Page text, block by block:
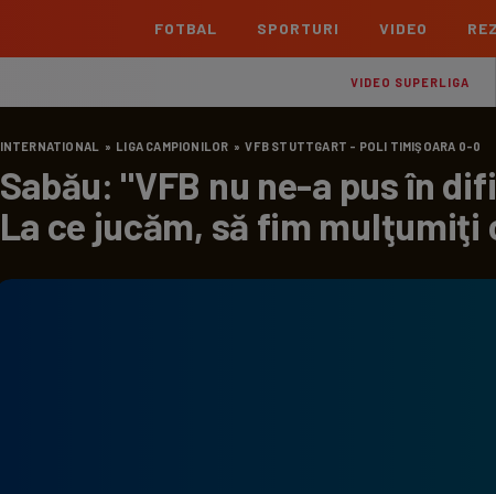
FOTBAL
Echipe Meciuri Clasament
Liga 2
Echipe Meciuri Clasament
Echipe Meciuri
Echipe
Echipe
SPORTURI VIDEO
VIDEO SUPERLIGA
INTERNATIONAL » LIGA CAMPIONILOR »VFB STUTTGART - POLI TIMIŞOARA 0-0
Sabău: "VFB nu ne-a pus în
La ce jucăm, să fim mulţumiţi